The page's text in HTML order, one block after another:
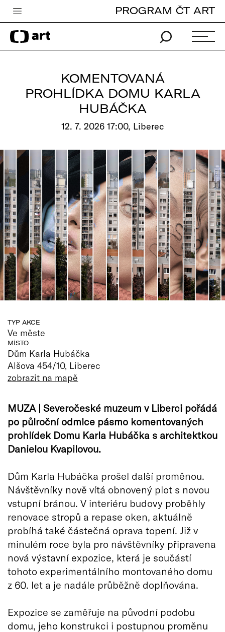
Česká televize
Zpravodajství
iVysílání
edu
Vše o ČT
PROGRAM ČT ART
KOMENTOVANÁ
PROHLÍDKA DOMU KARLA
HUBÁČKA
12. 7. 2026 17:00, Liberec
TYP AKCE
Ve měste
MÍSTO
Dům Karla Hubáčka
Alšova 454/10, Liberec
zobrazit na mapě
MUZA | Severočeské muzeum v Liberci pořádá
po půlroční odmlce pásmo komentovaných
prohlídek Domu Karla Hubáčka s architektkou
Danielou Kvapilovou.
Dům Karla Hubáčka prošel další proměnou.
Návštěvníky nově vítá obnovený plot s novou
vstupní bránou. V interiéru budovy proběhly
renovace stropů a repase oken, aktuálně
probíhá také částečná oprava topení. Již v
minulém roce byla pro návštěvníky připravena
nová výstavní expozice, která je součástí
tohoto experimentálního montovaného domu
z 60. let a je nadále průběžně doplňována.
Expozice se zaměřuje na původní podobu
domu, jeho konstrukci i postupnou proměnu